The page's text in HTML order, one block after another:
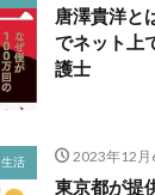
唐澤貴洋と
でネット上
護士
生活 2023年12月
東京都が提